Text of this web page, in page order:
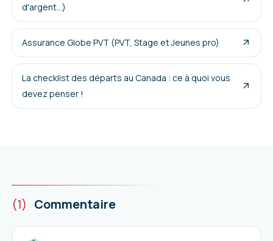
d'argent...)
Assurance Globe PVT (PVT, Stage et Jeunes pro)
La checklist des départs au Canada : ce à quoi vous
devez penser !
(1) Commentaire